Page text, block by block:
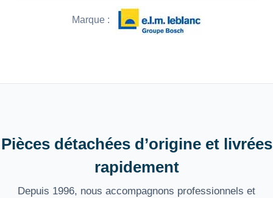
Marque :
Pièces détachées d’origine et livrées
rapidement
Depuis 1996, nous accompagnons professionnels et